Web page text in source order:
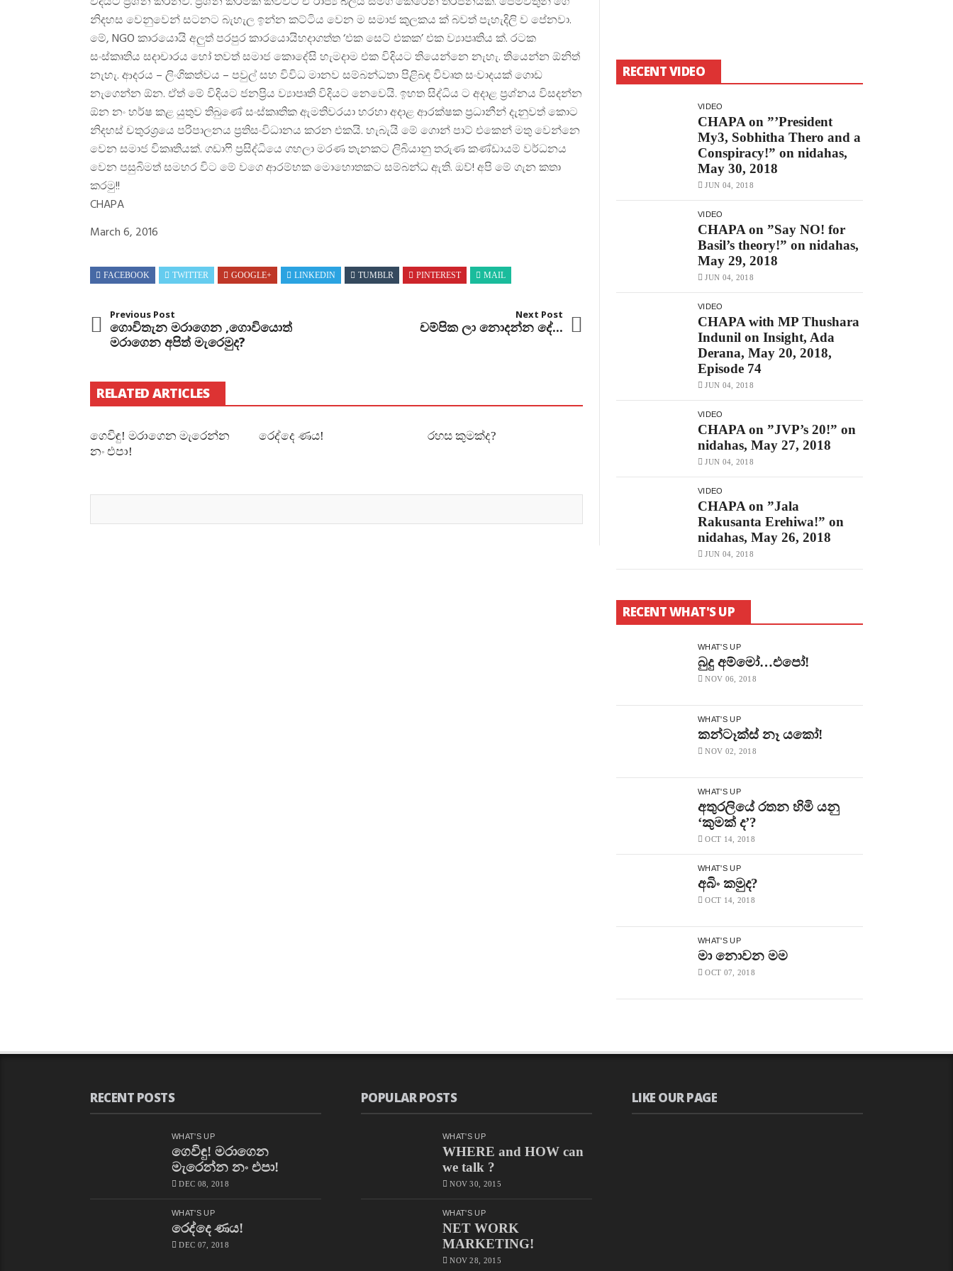
නිදහස වෙනුවෙන් සටනට බැහැල ඉන්න කට්ටිය වෙන ම සමාජ කුලකය ක් බවත් පැහැදිලි ව පේනවා.
මේ, NGO කාරයොයි අලුත් පරපුර කාරයොයිහදාගත්ත ‘එක සෙට් එකක’ එක ව්‍යාපෘතිය ක්. රටක
සංස්කෘතිය සදාචාරය හෝ තවත් සමාජ කොදේසි හැමදාම එක විදියට තියෙන්නෙ නැහැ. තියෙන්න ඕනිත්
නැහැ. ආදරය – ලිංගිකත්වය – පවුල් සහ විවිධ මානව සම්බන්ධතා පිළිබඳ විවෘත සංවාදයක් ගොඩ
නැගෙන්න ඕන. ඒත් මේ විදියට ජනප්‍රිය ව්‍යාපෘති විදියට නෙවෙයි. ඉහත සිද්ධිය ට අදාළ ප්‍රශ්නය විසදන්න
ඕන නං හර්ෂ කළ යුතුව තිබුණේ සංස්කෘතික ඇමතිවරයා හරහා අදාළ ආරක්ෂක ප්‍රධානීන් දැනුවත් කොට
නිදහස් චතුරශ්‍රයෙ පරිපාලනය ප්‍රතිසංවිධානය කරන එකයි. හැබැයි මේ ගොන් පාට් එකෙන් මතු වෙන්නෙ
වෙන සමාජ විකෘතියක්. ගඩාෆි ප්‍රසිද්ධියෙ ගහලා මරණ තැනකට ලිබියානු තරුණ කණ්ඩායම් වර්ධනය
වෙන පසුබිමත් සමහර විට මේ වගෙ ආරම්භක මොහොතකට සම්බන්ධ ඇති. ඔව්! අපි මේ ගැන කතා
කරමු!!
CHAPA
March 6, 2016
FACEBOOK TWITTER GOOGLE+ LINKEDIN TUMBLR PINTEREST MAIL
Previous Post
ගොවිතැන මරාගෙන ,ගොවියොත්
මරාගෙන අපිත් මැරෙමුද?
Next Post
චම්පික ලා නොදන්න දේ...
RELATED ARTICLES
ගෙවිඳු! මරාගෙන මැරෙන්න
නං එපා!
රෙද්දෙ ණය! රහස කුමක්ද?
RECENT VIDEO
VIDEO
CHAPA on ”’President
My3, Sobhitha Thero and a
Conspiracy!” on nidahas,
May 30, 2018
JUN 04, 2018
VIDEO
CHAPA on ”Say NO! for
Basil’s theory!” on nidahas,
May 29, 2018
JUN 04, 2018
VIDEO
CHAPA with MP Thushara
Indunil on Insight, Ada
Derana, May 20, 2018,
Episode 74
JUN 04, 2018
VIDEO
CHAPA on ”JVP’s 20!” on
nidahas, May 27, 2018
JUN 04, 2018
VIDEO
CHAPA on ”Jala
Rakusanta Erehiwa!” on
nidahas, May 26, 2018
JUN 04, 2018
RECENT WHAT'S UP
WHAT'S UP
බුදු අම්මෝ…එපෝ!
NOV 06, 2018
WHAT'S UP
කන්ටෑක්ස් නෑ යකෝ!
NOV 02, 2018
WHAT'S UP
අතුරලියේ රතන හිමි යනු
‘කුමක් ද’?
OCT 14, 2018
WHAT'S UP
අබිං කමුද?
OCT 14, 2018
WHAT'S UP
මා නොවන මම
OCT 07, 2018
RECENT POSTS
WHAT'S UP
ගෙවිඳු! මරාගෙන
මැරෙන්න නං එපා!
DEC 08, 2018
WHAT'S UP
රෙද්දෙ ණය!
DEC 07, 2018
POPULAR POSTS
WHAT'S UP
WHERE and HOW can
we talk ?
NOV 30, 2015
WHAT'S UP
NET WORK
MARKETING!
NOV 28, 2015
LIKE OUR PAGE